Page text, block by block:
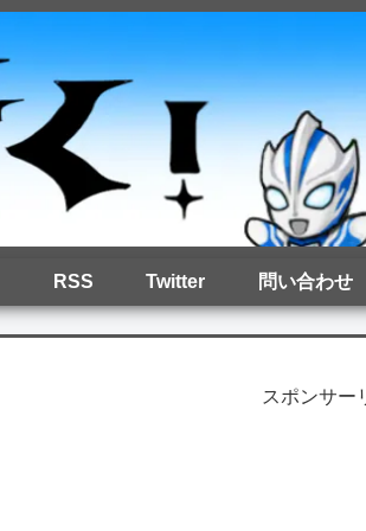
RSS Twitter 問い合わせ
スポンサー